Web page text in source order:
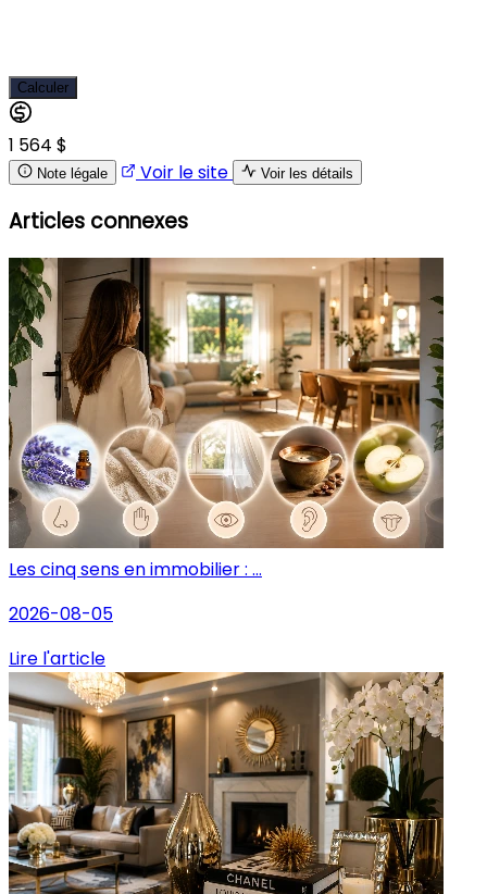
Calculer
1 564 $
Note légale Voir le site Voir les détails
Articles connexes
Les cinq sens en immobilier : ...
2026-08-05
Lire l'article